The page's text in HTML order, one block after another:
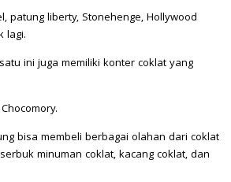
patung liberty, Stonehenge, Hollywood
lagi.
ini juga memiliki konter coklat yang
bisa membeli berbagai olahan dari coklat
minuman coklat, kacang coklat, dan